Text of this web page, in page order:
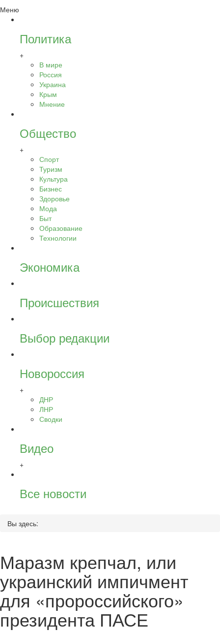
Меню
Политика
+
В мире
Россия
Украина
Крым
Мнение
Общество
+
Спорт
Туризм
Культура
Бизнес
Здоровье
Мода
Быт
Образование
Технологии
Экономика
Происшествия
Выбор редакции
Новороссия
+
ДНР
ЛНР
Сводки
Видео
+
Все новости
Вы здесь:
Маразм крепчал, или
украинский импичмент
для «пророссийского»
президента ПАСЕ